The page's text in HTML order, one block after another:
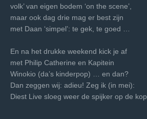
volk’ van eigen bodem ‘on the scene’,
maar ook dag drie mag er best zijn
met Daan ‘simpel’: te gek, te goed …
En na het drukke weekend kick je af
met Philip Catherine en Kapitein
Winokio (da’s kinderpop) … en dan?
Dan zeggen wij: adieu! Zeg ik (in mei):
Diest Live sloeg weer de spijker op de kop.